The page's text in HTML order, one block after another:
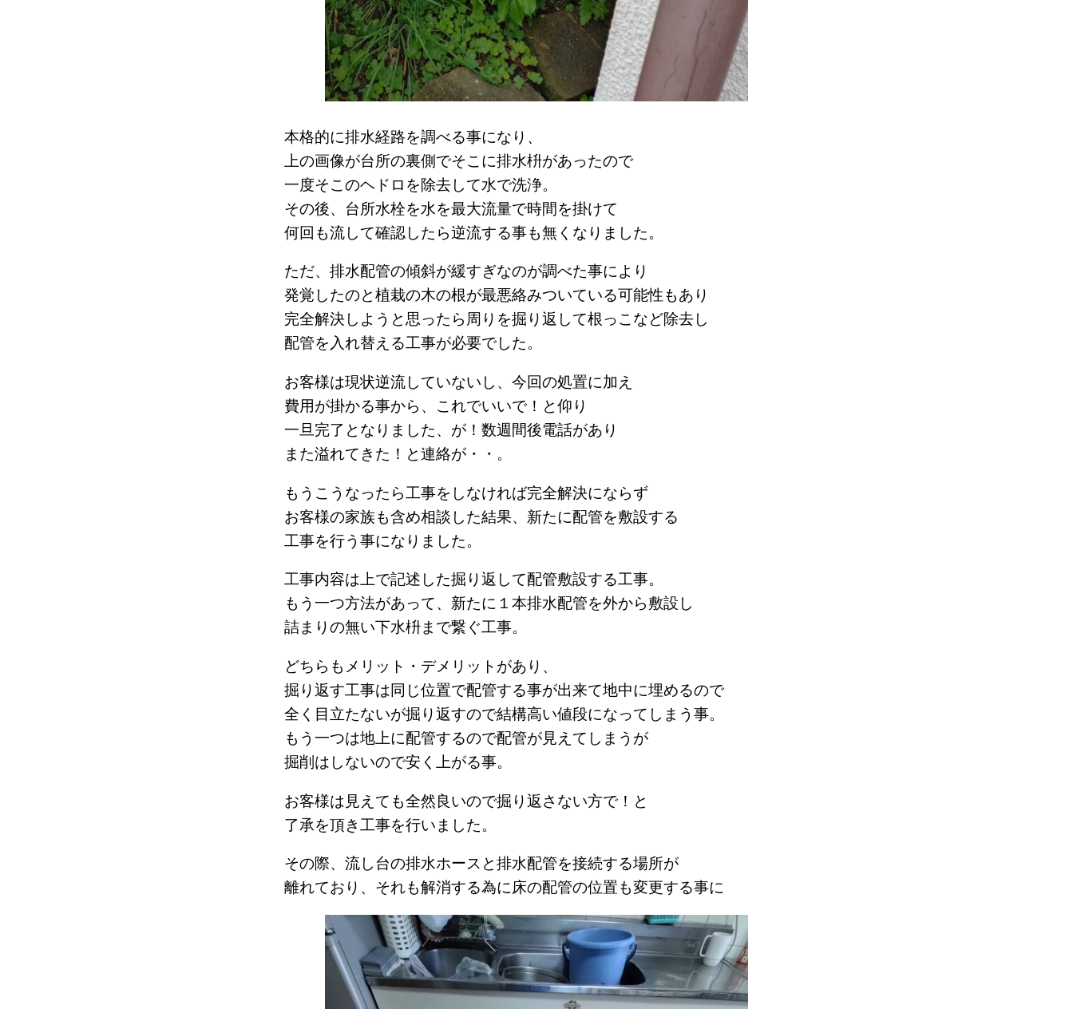
本格的に排水経路を調べる事になり、
上の画像が台所の裏側でそこに排水枡があったので
一度そこのヘドロを除去して水で洗浄。
その後、台所水栓を水を最大流量で時間を掛けて
何回も流して確認したら逆流する事も無くなりました。
ただ、排水配管の傾斜が緩すぎなのが調べた事により
発覚したのと植栽の木の根が最悪絡みついている可能性もあり
完全解決しようと思ったら周りを掘り返して根っこなど除去し
配管を入れ替える工事が必要でした。
お客様は現状逆流していないし、今回の処置に加え
費用が掛かる事から、これでいいで！と仰り
一旦完了となりました、が！数週間後電話があり
また溢れてきた！と連絡が・・。
もうこうなったら工事をしなければ完全解決にならず
お客様の家族も含め相談した結果、新たに配管を敷設する
工事を行う事になりました。
工事内容は上で記述した掘り返して配管敷設する工事。
もう一つ方法があって、新たに１本排水配管を外から敷設し
詰まりの無い下水枡まで繋ぐ工事。
どちらもメリット・デメリットがあり、
掘り返す工事は同じ位置で配管する事が出来て地中に埋めるので
全く目立たないが掘り返すので結構高い値段になってしまう事。
もう一つは地上に配管するので配管が見えてしまうが
掘削はしないので安く上がる事。
お客様は見えても全然良いので掘り返さない方で！と
了承を頂き工事を行いました。
その際、流し台の排水ホースと排水配管を接続する場所が
離れており、それも解消する為に床の配管の位置も変更する事に